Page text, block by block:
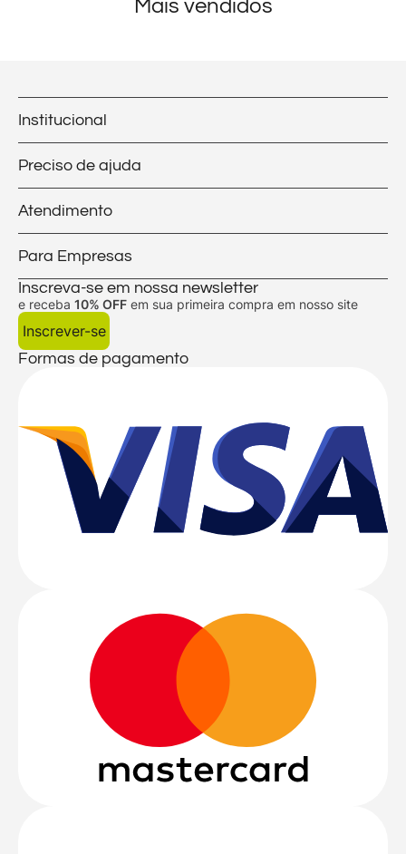
Mais vendidos
Institucional
Preciso de ajuda
Atendimento
Para Empresas
Inscreva-se em nossa newsletter
e receba 10% OFF em sua primeira compra em nosso site
Inscrever-se
Formas de pagamento